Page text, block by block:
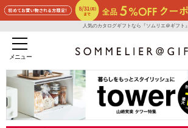
人気のカタログギフトなら『ソムリエ＠ギフト』
メニュー